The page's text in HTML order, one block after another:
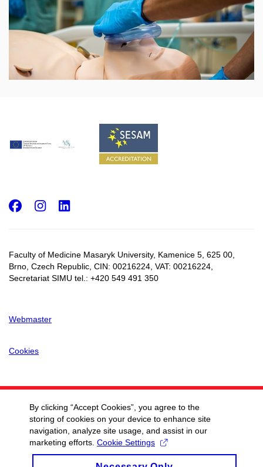
Faculty of Medicine Masaryk University, Kamenice 5, 625 00,
Brno, Czech Republic, CIN: 00216224 , VAT: 00216224
Secretariat SIMU tel.: +420 549 491 350
Webmaster
Cookies
Facebook
Instagram
LinkedIn
By clicking “Accept Cookies”, you agree to the
storing of cookies on your device to enhance site
navigation, analyze site usage, and assist in our
marketing efforts. Cookie Settings